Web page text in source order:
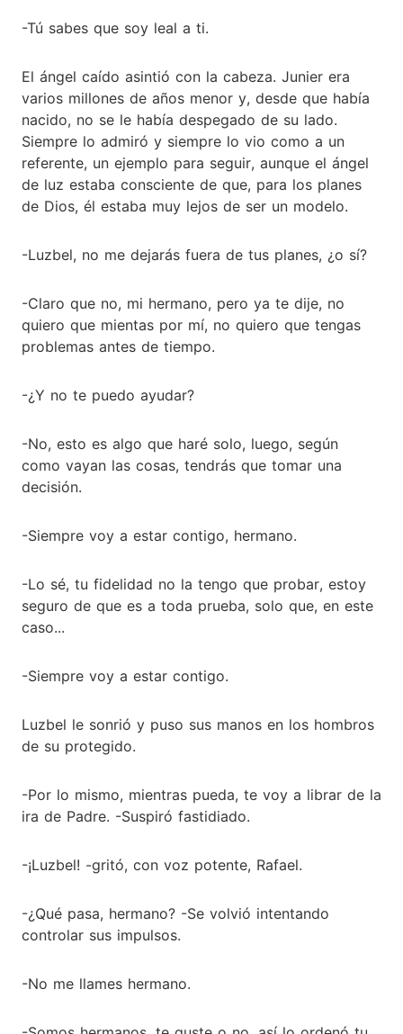
-Tú sabes que soy leal a ti.
El ángel caído asintió con la cabeza. Junier era
varios millones de años menor y, desde que había
nacido, no se le había despegado de su lado.
Siempre lo admiró y siempre lo vio como a un
referente, un ejemplo para seguir, aunque el ángel
de luz estaba consciente de que, para los planes
de Dios, él estaba muy lejos de ser un modelo.
-Luzbel, no me dejarás fuera de tus planes, ¿o sí?
-Claro que no, mi hermano, pero ya te dije, no
quiero que mientas por mí, no quiero que tengas
problemas antes de tiempo.
-¿Y no te puedo ayudar?
-No, esto es algo que haré solo, luego, según
como vayan las cosas, tendrás que tomar una
decisión.
-Siempre voy a estar contigo, hermano.
-Lo sé, tu fidelidad no la tengo que probar, estoy
seguro de que es a toda prueba, solo que, en este
caso...
-Siempre voy a estar contigo.
Luzbel le sonrió y puso sus manos en los hombros
de su protegido.
-Por lo mismo, mientras pueda, te voy a librar de la
ira de Padre. -Suspiró fastidiado.
-¡Luzbel! -gritó, con voz potente, Rafael.
-¿Qué pasa, hermano? -Se volvió intentando
controlar sus impulsos.
-No me llames hermano.